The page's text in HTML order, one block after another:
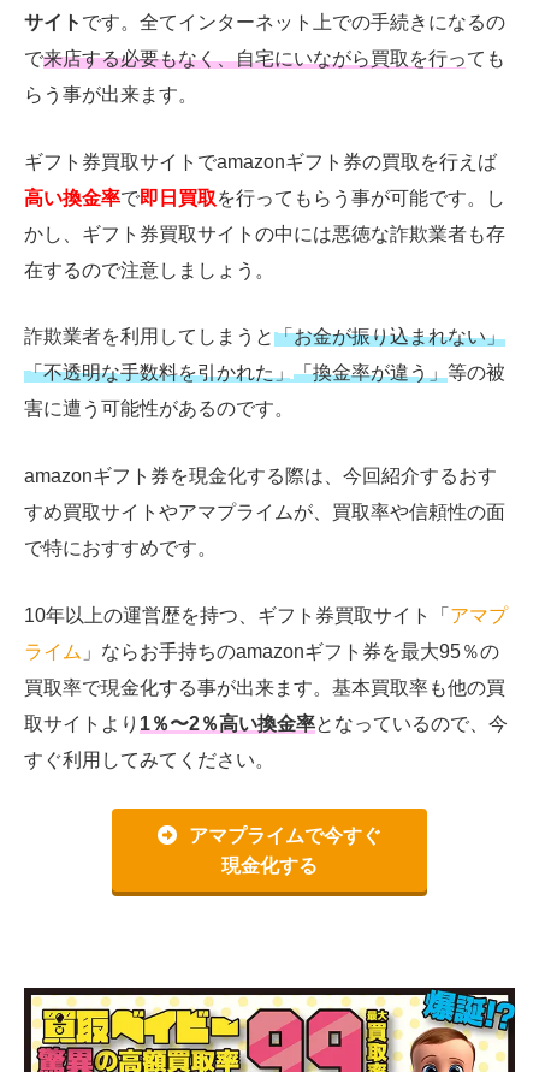
サイト です。全てインターネット上での手続きになるの
で来店する必要もなく、自宅にいながら買取を行っても
らう 事が出来ます。
ギフト券買取サイトでamazonギフト券の買取を行えば
高い換金率で即日買取を行ってもらう事が可能です。し
かし、ギフト券買取サイトの中には悪徳な詐欺業者も存
在するので注意しましょう。
詐欺業者を利用してしまうと「お金が振り込まれない」
「不透明な手数料を引かれた」 「換金率が違う」 等の被
害に遭う可能性があるのです。
amazonギフト券を現金化する際は、今回紹介するおす
すめ買取サイトやアマプライムが、買取率や信頼性の面
で特におすすめです。
10年以上の運営歴を持つ、ギフト券買取サイト「 アマプ
ライム 」ならお手持ちのamazonギフト券を最大95％の
買取率で現金化する事が出来ます。基本買取率も他の買
取サイトより 1％〜2％高い換金率となっているので、今
すぐ利用してみてください。
アマプライムで今すぐ
現金化する